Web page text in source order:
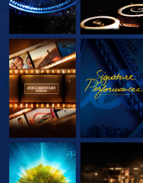
VERKEN DE SERIE KIJK
VERKEN DE SERIE VERKEN DE SERIE